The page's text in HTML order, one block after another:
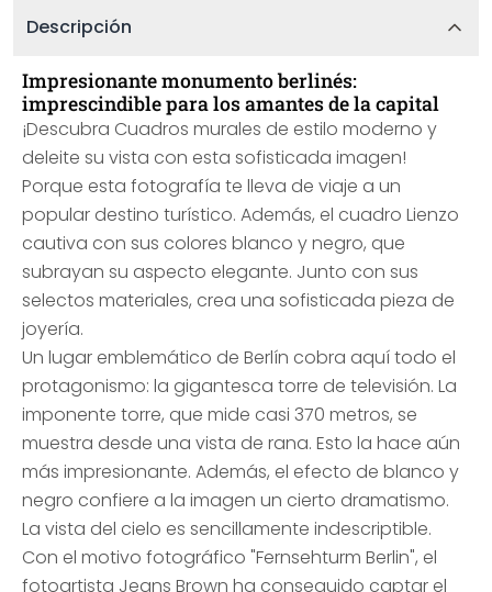
Descripción
Impresionante monumento berlinés:
imprescindible para los amantes de la capital
¡Descubra Cuadros murales de estilo moderno y
deleite su vista con esta sofisticada imagen!
Porque esta fotografía te lleva de viaje a un
popular destino turístico. Además, el cuadro Lienzo
cautiva con sus colores blanco y negro, que
subrayan su aspecto elegante. Junto con sus
selectos materiales, crea una sofisticada pieza de
joyería.
Un lugar emblemático de Berlín cobra aquí todo el
protagonismo: la gigantesca torre de televisión. La
imponente torre, que mide casi 370 metros, se
muestra desde una vista de rana. Esto la hace aún
más impresionante. Además, el efecto de blanco y
negro confiere a la imagen un cierto dramatismo.
La vista del cielo es sencillamente indescriptible.
Con el motivo fotográfico "Fernsehturm Berlin", el
fotoartista Jeans Brown ha conseguido captar el